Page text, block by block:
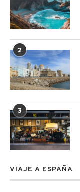
2
3
VIAJE A ESPAÑA